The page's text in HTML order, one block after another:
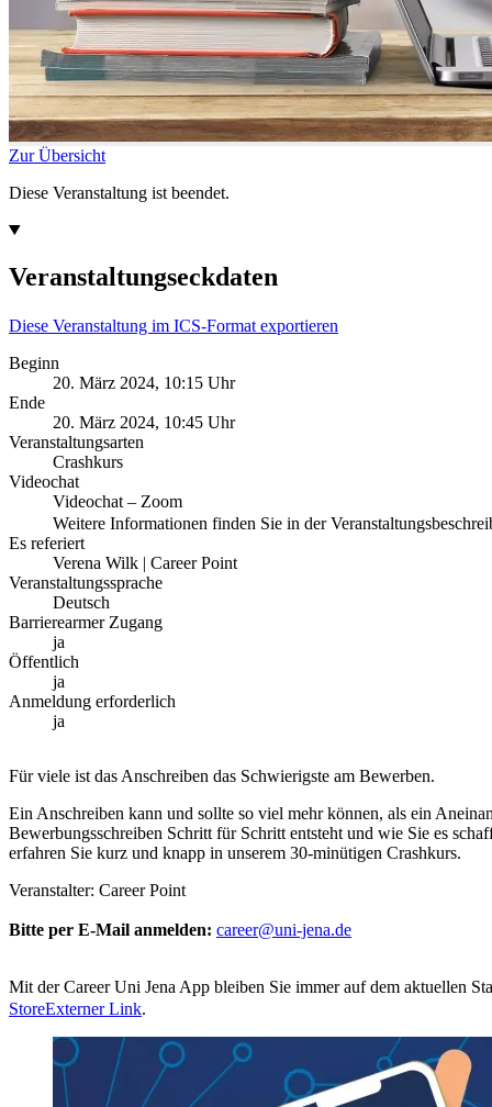
Zur Übersicht
Diese Veranstaltung ist beendet.
Veranstaltungseckdaten
Diese Veranstaltung im ICS-Format exportieren
Beginn
20. März 2024, 10:15 Uhr
Ende
20. März 2024, 10:45 Uhr
Veranstaltungsarten
Crashkurs
Videochat
Videochat – Zoom
Weitere Informationen finden Sie in der
Es referiert
Verena Wilk | Career Point
Veranstaltungssprache
Deutsch
Barrierearmer Zugang
ja
Öffentlich
ja
Anmeldung erforderlich
ja
Für viele ist das Anschreiben das Schwierigste am Bewerben.
Ein Anschreiben kann und sollte so viel mehr können, als ein
Bewerbungsschreiben Schritt für Schritt entsteht und wie Sie es
erfahren Sie kurz und knapp in unserem 30-minütigen Crashkurs.
Veranstalter: Career Point
Bitte per E-Mail anmelden: career@uni-jena.de
Mit der Career Uni Jena App bleiben Sie immer auf dem aktuellen
StoreExterner Link.